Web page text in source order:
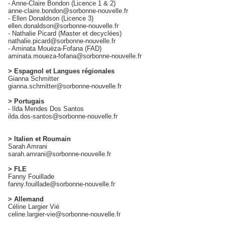
- Anne-Claire Bondon (Licence 1 & 2)
anne-claire.bondon@sorbonne-nouvelle.fr
- Ellen Donaldson (Licence 3)
ellen.donaldson@sorbonne-nouvelle.fr
- Nathalie Picard (Master et decyclées)
nathalie.picard@sorbonne-nouvelle.fr
- Aminata Mouëza-Fofana (FAD)
aminata.moueza-fofana@sorbonne-nouvelle.fr
> Espagnol et Langues régionales
Gianna Schmitter
gianna.schmitter@sorbonne-nouvelle.fr
> Portugais
- Ilda Mendes Dos Santos
ilda.dos-santos@sorbonne-nouvelle.fr
> Italien et Roumain
Sarah Amrani
sarah.amrani@sorbonne-nouvelle.fr
> FLE
Fanny Fouillade
fanny.fouillade@sorbonne-nouvelle.fr
> Allemand
Céline Largier Vié
celine.largier-vie@sorbonne-nouvelle.fr